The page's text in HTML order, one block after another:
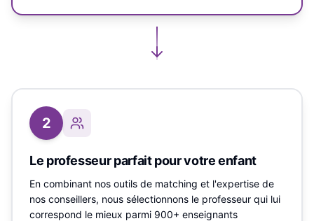
2
Le professeur parfait pour votre enfant
En combinant nos outils de matching et l'expertise de
nos conseillers, nous sélectionnons le professeur qui lui
correspond le mieux parmi 900+ enseignants